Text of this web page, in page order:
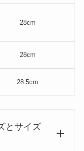
28cm
28cm
28.5cm
とサイズ